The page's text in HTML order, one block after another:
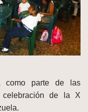
como parte de las
celebración de la X